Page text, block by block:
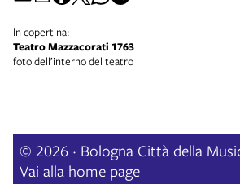
In copertina:
Teatro Mazzacorati 1763
foto dell’interno del teatro
© 2026 · Bologna Città della
Vai alla home page